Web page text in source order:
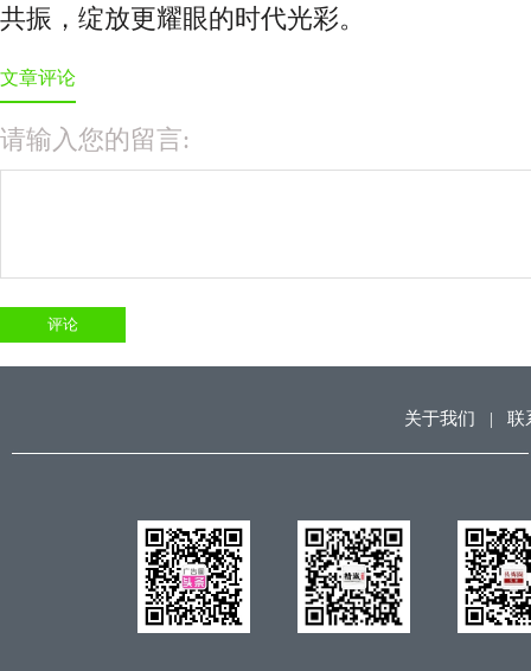
共振，绽放更耀眼的时代光彩。
文章评论
请输入您的留言:
关于我们 | 联